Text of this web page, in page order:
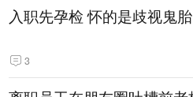
入职先孕检 怀的是歧视鬼胎
3